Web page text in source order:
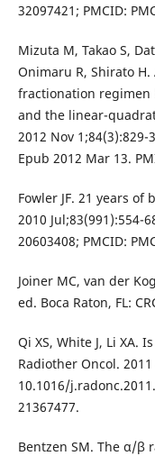
32097421; PMCID:
Mizuta M, Takao S,
Onimaru R, Shirato
fractionation regimen
and the linear-
2012 Nov
Epub 2012 Mar 13.
Fowler JF. 21 years of
2010 Jul;83(991):554-
20603408; PMCID:
Joiner MC, van der
ed. Boca Raton, FL:
Qi XS, White J, Li XA.
Radiother Oncol.
10.1016/
21367477.
Bentzen SM. The α/β